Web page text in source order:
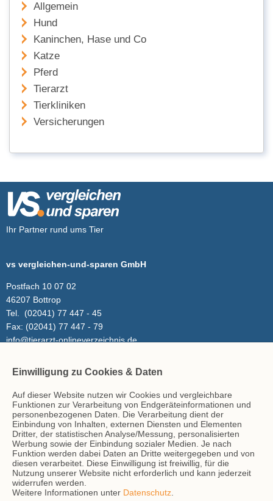
Allgemein
Hund
Kaninchen, Hase und Co
Katze
Pferd
Tierarzt
Tierkliniken
Versicherungen
Ihr Partner rund ums Tier
vs vergleichen-und-sparen GmbH
Postfach 10 07 02
46207 Bottrop
Tel.
(02041) 77 447 - 45
Fax: (02041) 77 447 - 79
info@tierarzt-onlineverzeichnis.de
Inhalt
Tierarzt-Suche
Blog
Hinweise
AGB
Impressum
Datenschutz
Einwilligung zu Cookies & Daten
Auf dieser Website nutzen wir Cookies und vergleichbare
Funktionen zur Verarbeitung von Endgeräteinformationen und
personenbezogenen Daten. Die Verarbeitung dient der
Einbindung von Inhalten, externen Diensten und Elementen
Dritter, der statistischen Analyse/Messung, personalisierten
Werbung sowie der Einbindung sozialer Medien. Je nach
Funktion werden dabei Daten an Dritte weitergegeben und von
diesen verarbeitet. Diese Einwilligung ist freiwillig, für die
Nutzung unserer Website nicht erforderlich und kann jederzeit
widerrufen werden.
Weitere Informationen unter Datenschutz